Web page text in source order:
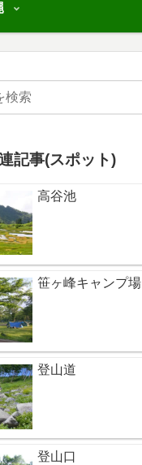
記事(スポット)
高谷池
笹ヶ峰キャンプ場
登山道
登山口